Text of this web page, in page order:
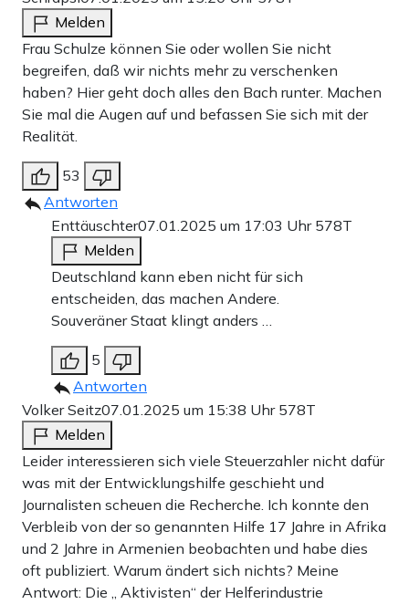
Melden
Frau Schulze können Sie oder wollen Sie nicht
begreifen, daß wir nichts mehr zu verschenken
haben? Hier geht doch alles den Bach runter. Machen
Sie mal die Augen auf und befassen Sie sich mit der
Realität.
53
Antworten
Enttäuschter07.01.2025 um 17:03 Uhr 578T
Melden
Deutschland kann eben nicht für sich
entscheiden, das machen Andere.
Souveräner Staat klingt anders …
5
Antworten
Volker Seitz07.01.2025 um 15:38 Uhr 578T
Melden
Leider interessieren sich viele Steuerzahler nicht dafür
was mit der Entwicklungshilfe geschieht und
Journalisten scheuen die Recherche. Ich konnte den
Verbleib von der so genannten Hilfe 17 Jahre in Afrika
und 2 Jahre in Armenien beobachten und habe dies
oft publiziert. Warum ändert sich nichts? Meine
Antwort: Die „ Aktivisten“ der Helferindustrie